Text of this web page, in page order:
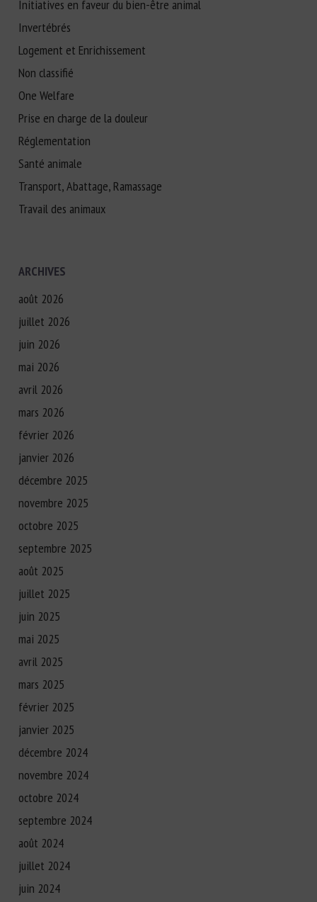
Initiatives en faveur du bien-être animal
Invertébrés
Logement et Enrichissement
Non classifié
One Welfare
Prise en charge de la douleur
Réglementation
Santé animale
Transport, Abattage, Ramassage
Travail des animaux
ARCHIVES
août 2026
juillet 2026
juin 2026
mai 2026
avril 2026
mars 2026
février 2026
janvier 2026
décembre 2025
novembre 2025
octobre 2025
septembre 2025
août 2025
juillet 2025
juin 2025
mai 2025
avril 2025
mars 2025
février 2025
janvier 2025
décembre 2024
novembre 2024
octobre 2024
septembre 2024
août 2024
juillet 2024
juin 2024